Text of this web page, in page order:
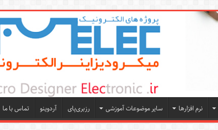
نرم افزارها سایر موضوعات آموزشی رزبری‌پای آردوینو تماس با ما